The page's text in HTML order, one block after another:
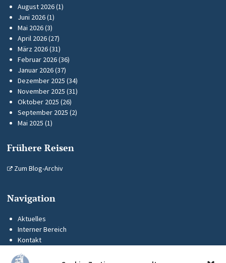
August 2026(1)
Juni 2026(1)
Mai 2026(3)
April 2026(27)
März 2026(31)
Februar 2026(36)
Januar 2026(37)
Dezember 2025 (34)
November 2025 (31)
Oktober 2025 (26)
September 2025 (2)
Mai 2025 (1)
Frühere Reisen
Zum Blog-Archiv
Navigation
Aktuelles
Interner Bereich
Kontakt
Impressum